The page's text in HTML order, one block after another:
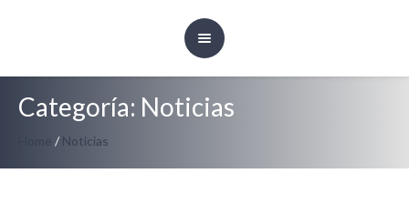
Categoría: Noticias
/ Noticias